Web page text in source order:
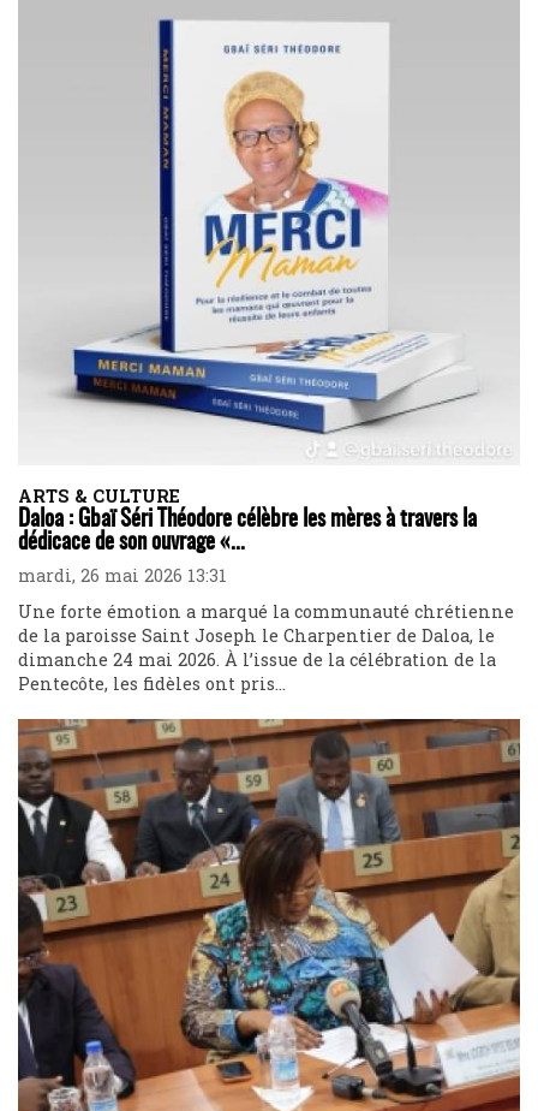
ARTS & CULTURE
Daloa : Gbaï Séri Théodore célèbre les mères à travers la
dédicace de son ouvrage «...
mardi, 26 mai 2026 13:31
Une forte émotion a marqué la communauté chrétienne
de la paroisse Saint Joseph le Charpentier de Daloa, le
dimanche 24 mai 2026. À l’issue de la célébration de la
Pentecôte, les fidèles ont pris...